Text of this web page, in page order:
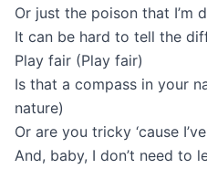
Or just the poison that I’m
It can be hard to tell the
Play fair (Play fair)
Is that a compass in your
nature)
Or are you tricky ‘cause
And, baby, I don’t need to